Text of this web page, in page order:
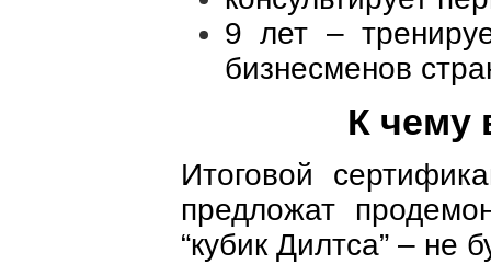
9 лет –
бизнесменов
К чему
Итоговой
предложат
“кубик Дилтса” – не